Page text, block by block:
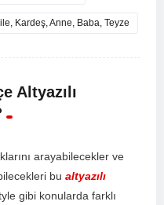
Kardeş, Anne, Baba, Teyze
Altyazılı
klarını arayabilecekler ve
ilecekleri bu altyazılı
gibi konularda farklı